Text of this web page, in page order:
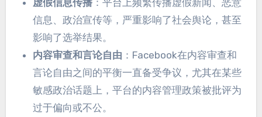
信息、政治宣传等，严重影响了社会舆论，甚至
影响了选举结果。
内容审查和言论自由 ：Facebook在内容审查和
言论自由之间的平衡一直备受争议，尤其在某些
敏感政治话题上，平台的内容管理政策被批评为
过于偏向或不公。